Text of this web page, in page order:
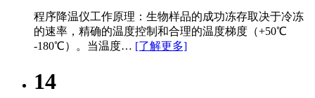
程序降温仪​工作原理：生物样品的成功冻存取决于冷冻
的速率，精确的温度控制和合理的温度梯度（+50℃
-180℃）。当温度… [了解更多]
14